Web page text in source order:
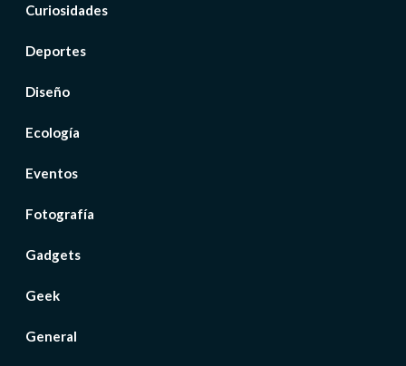
Curiosidades
Deportes
Diseño
Ecología
Eventos
Fotografía
Gadgets
Geek
General